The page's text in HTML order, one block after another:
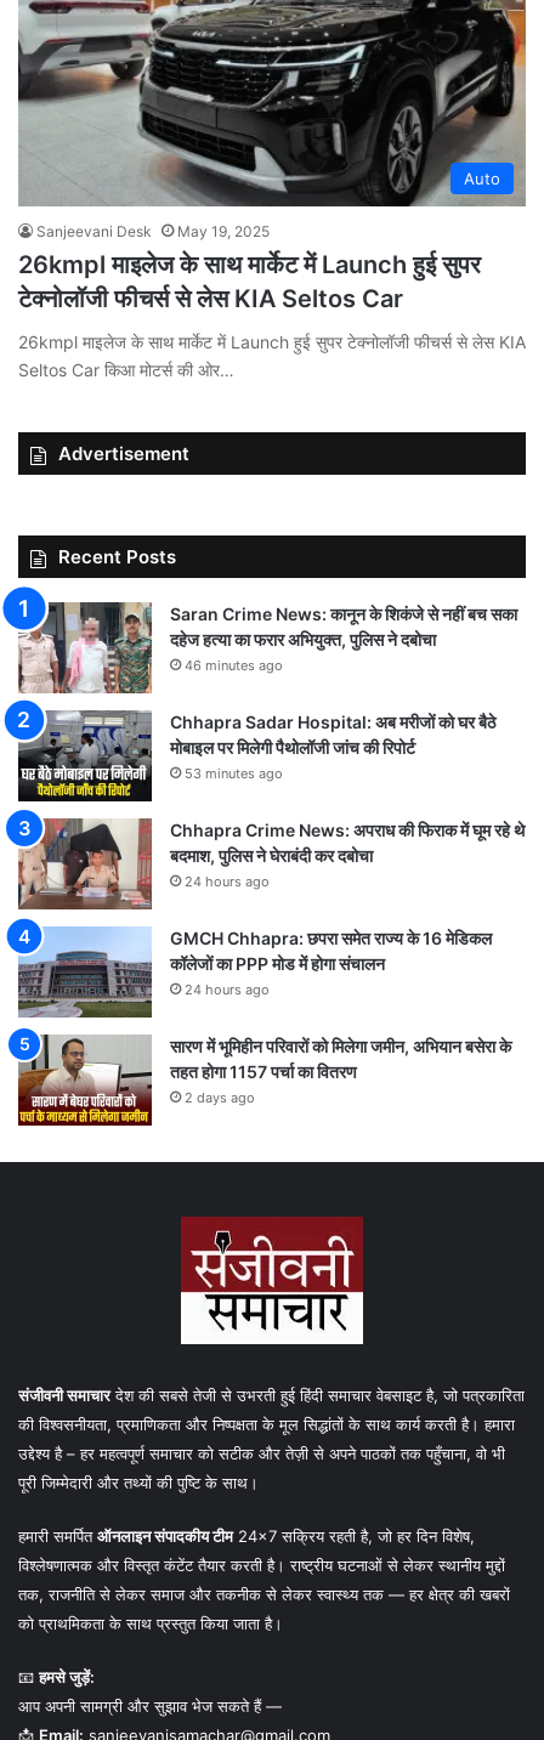
Auto
Sanjeevani Desk May 19, 2025
26kmpl माइलेज के साथ मार्केट में Launch हुई सुपर
टेक्नोलॉजी फीचर्स से लेस KIA Seltos Car
26kmpl माइलेज के साथ मार्केट में Launch हुई सुपर टेक्नोलॉजी फीचर्स से लेस KIA
Seltos Car किआ मोटर्स की ओर…
Advertisement
Recent Posts
Saran Crime News: कानून के शिकंजे से नहीं बच सका
दहेज हत्या का फरार अभियुक्त, पुलिस ने दबोचा
46 minutes ago
Chhapra Sadar Hospital: अब मरीजों को घर बैठे
मोबाइल पर मिलेगी पैथोलॉजी जांच की रिपोर्ट
53 minutes ago
Chhapra Crime News: अपराध की फिराक में घूम रहे थे
बदमाश, पुलिस ने घेराबंदी कर दबोचा
24 hours ago
GMCH Chhapra: छपरा समेत राज्य के 16 मेडिकल
कॉलेजों का PPP मोड में होगा संचालन
24 hours ago
सारण में भूमिहीन परिवारों को मिलेगा जमीन, अभियान बसेरा के
तहत होगा 1157 पर्चा का वितरण
2 days ago
संजीवनी समाचारदेश की सबसे तेजी से उभरती हुई हिंदी समाचार वेबसाइट है, जो पत्रकारिता
की विश्वसनीयता, प्रमाणिकता और निष्पक्षता के मूल सिद्धांतों के साथ कार्य करती है। हमारा
उद्देश्य है – हर महत्वपूर्ण समाचार को सटीक और तेज़ी से अपने पाठकों तक पहुँचाना, वो भी
पूरी जिम्मेदारी और तथ्यों की पुष्टि के साथ।
हमारी समर्पितऑनलाइन संपादकीय टीम24×7 सक्रिय रहती है, जो हर दिन विशेष,
विश्लेषणात्मक और विस्तृत कंटेंट तैयार करती है। राष्ट्रीय घटनाओं से लेकर स्थानीय मुद्दों
तक, राजनीति से लेकर समाज और तकनीक से लेकर स्वास्थ्य तक — हर क्षेत्र की खबरों
को प्राथमिकता के साथ प्रस्तुत किया जाता है।
📧हमसे जुड़ें:
आप अपनी सामग्री और सुझाव भेज सकते हैं —
📩 Email: sanjeevanisamachar@gmail.com